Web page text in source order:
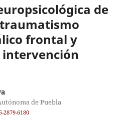
de
frontal y
de Puebla
2879-6180